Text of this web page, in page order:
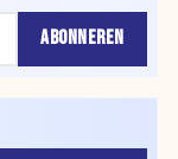
ABONNEREN